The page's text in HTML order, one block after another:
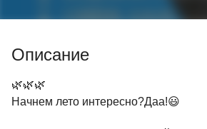
Описание
🌿🌿🌿
Начнем лето интересно?Даа!😃